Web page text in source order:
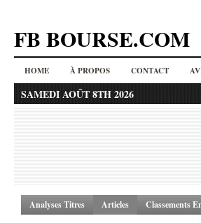
FB BOURSE.COM
HOME À PROPOS CONTACT
SAMEDI AOÛT 8TH 2026
Analyses Titres Articles Classements